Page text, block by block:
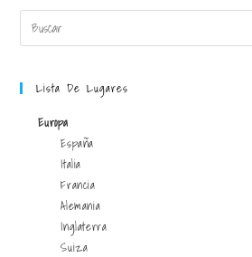
Lista De Lugares
Europa
España
Italia
Francia
Alemania
Inglaterra
Suiza